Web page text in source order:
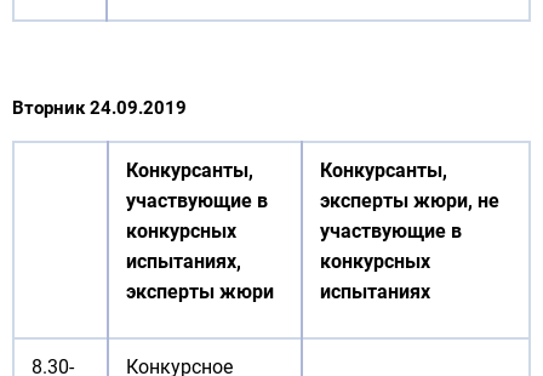
Вторник 24.09.2019
Конкурсанты,
участвующие в
конкурсных
испытаниях,
эксперты жюри
Конкурсанты,
эксперты жюри, не
участвующие в
конкурсных
испытаниях
8.30- Конкурсное